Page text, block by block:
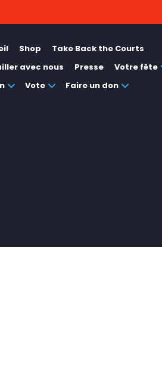
Shop
Take Back the Courts
avec nous
Presse
Votre fête
Vote
Faire un don